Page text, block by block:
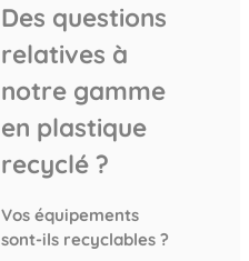
Des questions
relatives à
notre gamme
en plastique
recyclé ?
Vos équipements
sont-ils recyclables ?